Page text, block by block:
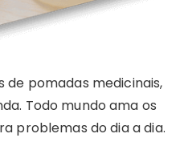
de pomadas medicinais,
Todo mundo ama os
problemas do dia a dia.